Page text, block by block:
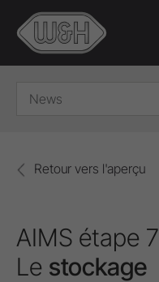
News
Retour vers l'aperçu
AIMS étape 7
Le stockage